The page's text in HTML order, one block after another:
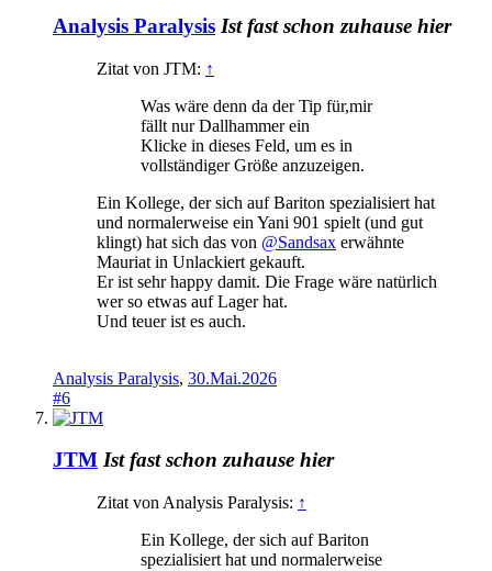
Analysis Paralysis Ist fast schon zuhause hier
Zitat von JTM: ↑
Was wäre denn da der Tip für,mir
fällt nur Dallhammer ein
Klicke in dieses Feld, um es in
vollständiger Größe anzuzeigen.
Ein Kollege, der sich auf Bariton spezialisiert hat
und normalerweise ein Yani 901 spielt (und gut
klingt) hat sich das von @Sandsax erwähnte
Mauriat in Unlackiert gekauft.
Er ist sehr happy damit. Die Frage wäre natürlich
wer so etwas auf Lager hat.
Und teuer ist es auch.
Analysis Paralysis, 30.Mai.2026
#6
JTM Ist fast schon zuhause hier
Zitat von Analysis Paralysis: ↑
Ein Kollege, der sich auf Bariton
spezialisiert hat und normalerweise